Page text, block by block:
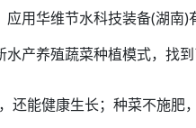
应用华维节水科技装备(湖南
水产养殖蔬菜种植模式，找
还能健康生长；种菜不施